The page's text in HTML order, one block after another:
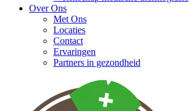
Over Ons
Met Ons
Locaties
Contact
Ervaringen
Partners in gezondheid